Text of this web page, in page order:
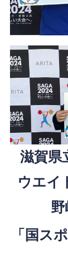
滋賀県
ウエイ
野
「国ス